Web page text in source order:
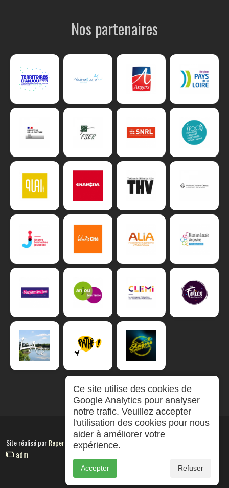
Nos partenaires
Site réalisé parRepereCom
adm
Ce site utilise des cookies de
Google Analytics pour analyser
notre trafic. Veuillez accepter
l'utilisation des cookies pour nous
aider à améliorer votre
expérience.
Accepter Refuser